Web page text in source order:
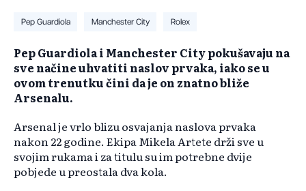
Pep Guardiola Manchester City Rolex
Pep Guardiola i Manchester City pokušavaju na
sve načine uhvatiti naslov prvaka, iako se u
ovom trenutku čini da je on znatno bliže
Arsenalu.
Arsenal je vrlo blizu osvajanja naslova prvaka
nakon 22 godine. Ekipa Mikela Artete drži sve u
svojim rukama i za titulu su im potrebne dvije
pobjede u preostala dva kola.